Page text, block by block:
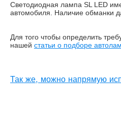
Светодиодная лампа SL LED
автомобиля. Наличие обманки
Для того чтобы определить
нашей статьи о подборе
Так же, можно напрямую